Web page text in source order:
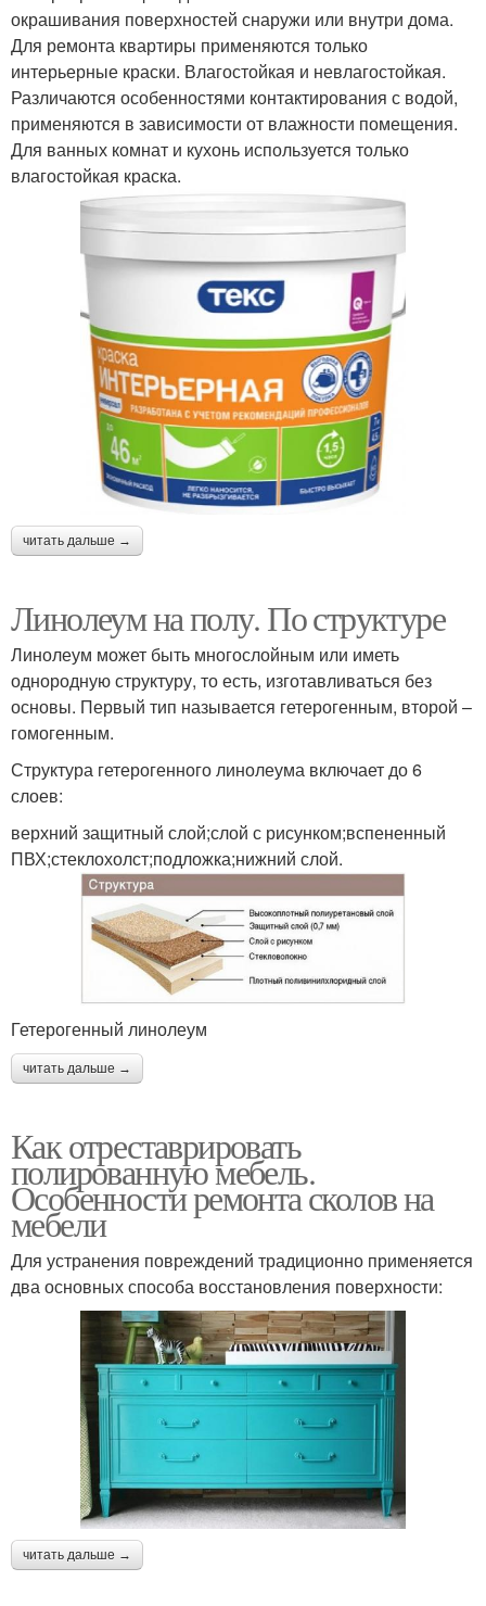
окрашивания поверхностей снаружи или внутри дома.
Для ремонта квартиры применяются только
интерьерные краски. Влагостойкая и невлагостойкая.
Различаются особенностями контактирования с водой,
применяются в зависимости от влажности помещения.
Для ванных комнат и кухонь используется только
влагостойкая краска.
читать дальше →
Линолеум на полу. По структуре
Линолеум может быть многослойным или иметь
однородную структуру, то есть, изготавливаться без
основы. Первый тип называется гетерогенным, второй –
гомогенным.
Структура гетерогенного линолеума включает до 6
слоев:
верхний защитный слой;слой с рисунком;вспененный
ПВХ;стеклохолст;подложка;нижний слой.
Гетерогенный линолеум
читать дальше →
Как отреставрировать
полированную мебель.
Особенности ремонта сколов на
мебели
Для устранения повреждений традиционно применяется
два основных способа восстановления поверхности:
читать дальше →